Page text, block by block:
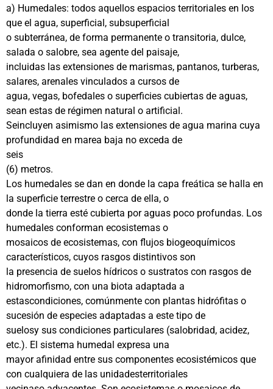
a) Humedales: todos aquellos espacios territoriales en los
que el agua, superficial, subsuperficial
o subterránea, de forma permanente o transitoria, dulce,
salada o salobre, sea agente del paisaje,
incluidas las extensiones de marismas, pantanos, turberas,
salares, arenales vinculados a cursos de
agua, vegas, bofedales o superficies cubiertas de aguas,
sean estas de régimen natural o artificial.
Seincluyen asimismo las extensiones de agua marina cuya
profundidad en marea baja no exceda de
seis
(6) metros.
Los humedales se dan en donde la capa freática se halla en
la superficie terrestre o cerca de ella, o
donde la tierra esté cubierta por aguas poco profundas. Los
humedales conforman ecosistemas o
mosaicos de ecosistemas, con flujos biogeoquímicos
característicos, cuyos rasgos distintivos son
la presencia de suelos hídricos o sustratos con rasgos de
hidromorfismo, con una biota adaptada a
estascondiciones, comúnmente con plantas hidrófitas o
sucesión de especies adaptadas a este tipo de
suelosy sus condiciones particulares (salobridad, acidez,
etc.). El sistema humedal expresa una
mayor afinidad entre sus componentes ecosistémicos que
con cualquiera de las unidadesterritoriales